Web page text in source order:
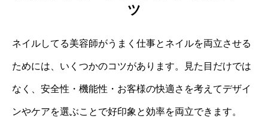
ツ
ネイルしてる美容師がうまく仕事とネイルを両立させる
ためには、いくつかのコツがあります。見た目だけでは
なく、安全性・機能性・お客様の快適さを考えてデザイ
ンやケアを選ぶことで好印象と効率を両立できます。